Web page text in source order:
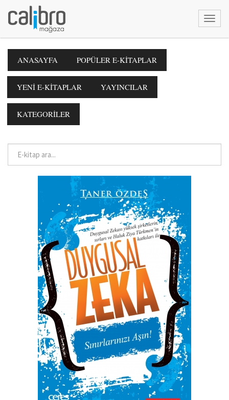
ANASAYFA POPÜLER E-KİTAPLAR
YENİ E-KİTAPLAR YAYINCILAR
KATEGORİLER